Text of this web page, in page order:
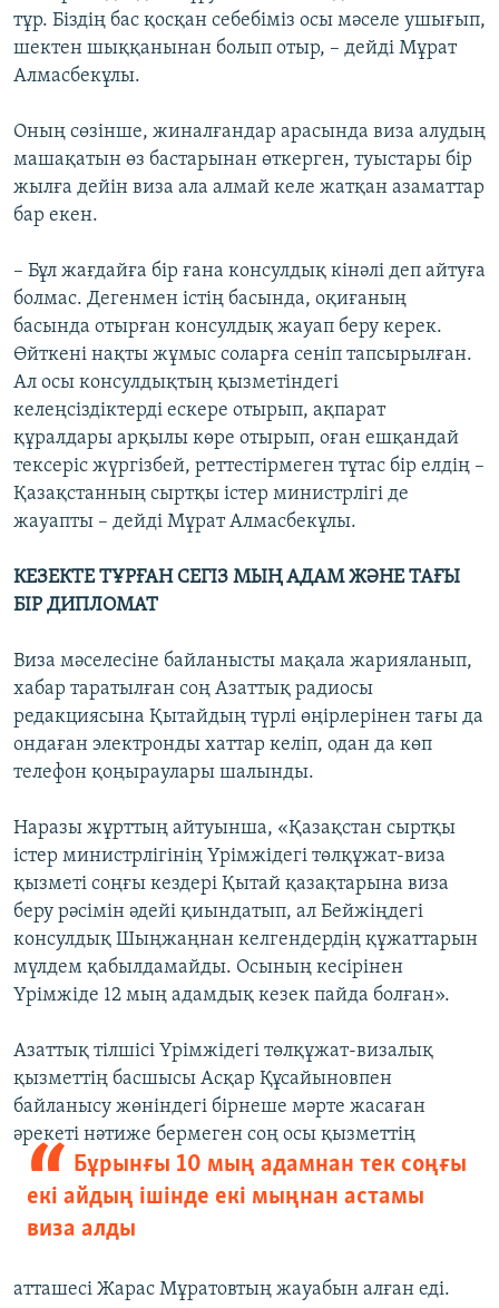
тұр. Біздің бас қосқан себебіміз осы мәселе ушығып,
шектен шыққанынан болып отыр, – дейді Мұрат
Алмасбекұлы.
Оның сөзінше, жиналғандар арасында виза алудың
машақатын өз бастарынан өткерген, туыстары бір
жылға дейін виза ала алмай келе жатқан азаматтар
бар екен.
– Бұл жағдайға бір ғана консулдық кінәлі деп айтуға
болмас. Дегенмен істің басында, оқиғаның
басында отырған консулдық жауап беру керек.
Өйткені нақты жұмыс соларға сеніп тапсырылған.
Ал осы консулдықтың қызметіндегі
келеңсіздіктерді ескере отырып, ақпарат
құралдары арқылы көре отырып, оған ешқандай
тексеріс жүргізбей, реттестірмеген тұтас бір елдің –
Қазақстанның сыртқы істер министрлігі де
жауапты – дейді Мұрат Алмасбекұлы.
КЕЗЕКТЕ ТҰРҒАН СЕГІЗ МЫҢ АДАМ ЖӘНЕ ТАҒЫ
БІР ДИПЛОМАТ
Виза мәселесіне байланысты мақала жарияланып,
хабар таратылған соң Азаттық радиосы
редакциясына Қытайдың түрлі өңірлерінен тағы да
ондаған электронды хаттар келіп, одан да көп
телефон қоңыраулары шалынды.
Наразы жұрттың айтуынша, «Қазақстан сыртқы
істер министрлігінің Үрімжідегі төлқұжат-виза
қызметі соңғы кездері Қытай қазақтарына виза
беру рәсімін әдейі қиындатып, ал Бейжіңдегі
консулдық Шыңжаңнан келгендердің құжаттарын
мүлдем қабылдамайды. Осының кесірінен
Үрімжіде 12 мың адамдық кезек пайда болған».
Азаттық тілшісі Үрімжідегі төлқұжат-визалық
қызметтің басшысы Асқар Құсайыновпен
байланысу жөніндегі бірнеше мәрте жасаған
әрекеті нәтиже
Бұрынғы 10 мың адамнан тек соңғы
екі айдың ішінде екі мыңнан астамы
виза алды
бермеген соң осы қызметтің
атташесі Жарас Мұратовтың жауабын алған еді.